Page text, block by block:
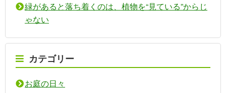
緑があると落ち着くのは、植物を“見ている”からじ
ゃない
カテゴリー
お庭の日々